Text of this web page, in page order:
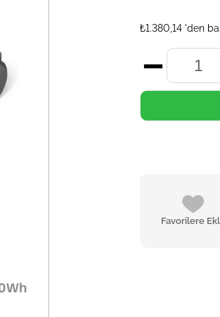
₺1.380,14 'den
Favorilere